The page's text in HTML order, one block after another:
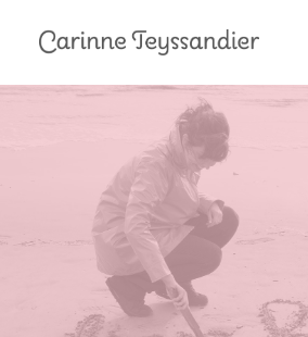
PRESTATIONS
MES RECETTES
EN COULISSES